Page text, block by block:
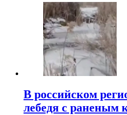
В российском
лебедя с раненым